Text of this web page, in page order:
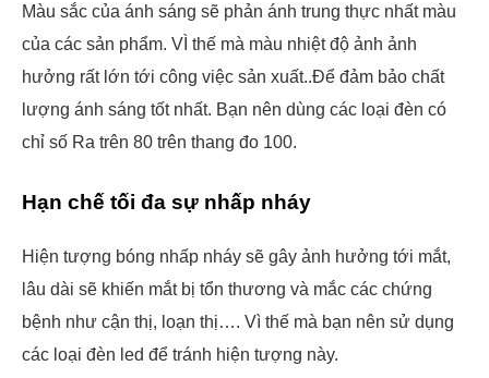
Màu sắc của ánh sáng sẽ phản ánh trung thực nhất màu
của các sản phẩm. VÌ thế mà màu nhiệt độ ảnh ảnh
hưởng rất lớn tới công việc sản xuất..Để đảm bảo chất
lượng ánh sáng tốt nhất. Bạn nên dùng các loại đèn có
chỉ số Ra trên 80 trên thang đo 100.
Hạn chế tối đa sự nhấp nháy
Hiện tượng bóng nhấp nháy sẽ gây ảnh hưởng tới mắt,
lâu dài sẽ khiến mắt bị tổn thương và mắc các chứng
bệnh như cận thị, loạn thị…. Vì thế mà bạn nên sử dụng
các loại đèn led để tránh hiện tượng này.